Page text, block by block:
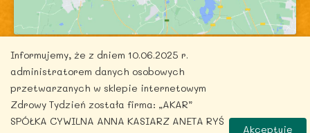
Copyright © 2026 zdrowytydzien.pl | Powered by
Informujemy, że z dniem 10.06.2025 r.
administratorem danych osobowych
przetwarzanych w sklepie internetowym
Zdrowy Tydzień została firma: „AKAR”
SPÓŁKA CYWILNA ANNA KASIARZ ANETA RYŚ
Akceptuję